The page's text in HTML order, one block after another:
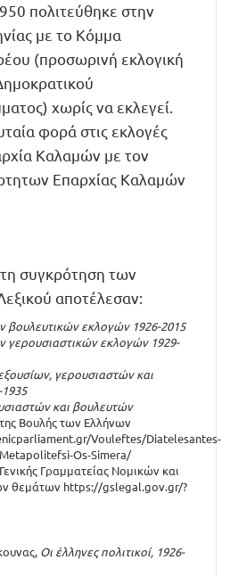
πολιτεύθηκε στην
με το Κόμμα
(προσωρινή εκλογική
χωρίς να εκλεγεί.
φορά στις εκλογές
Καλαμών με τον
Επαρχίας Καλαμών
συγκρότηση των
αποτέλεσαν:
βουλευτικών εκλογών 1926-2015
γερουσιαστικών εκλογών 1929-
γερουσιαστών και
και βουλευτών
Βουλής των Ελλήνων
Vouleftes/Diatelesantes-
Os-Simera/
Γραμματείας Νομικών και
θεμάτων https://gslegal.gov.gr/?
Οι έλληνες πολιτικοί, 1926-